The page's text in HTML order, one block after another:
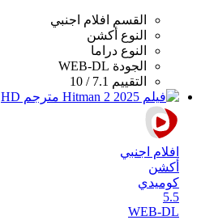
القسم افلام اجنبي
النوع أكشن
النوع دراما
الجودة WEB-DL
التقييم 7.1 / 10
افلام اجنبي
أكشن
كوميدي
5.5
WEB-DL